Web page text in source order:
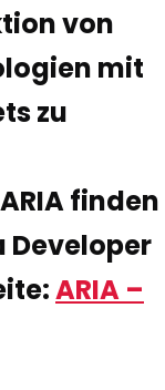
von
mit
zu
finden
Developer
ARIA –